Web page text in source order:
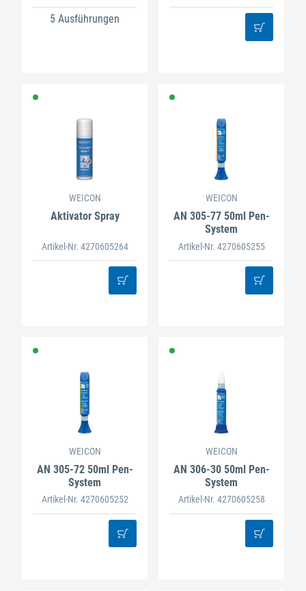
5 Ausführungen
WEICON
Aktivator Spray
Artikel-Nr. 4270605264
WEICON
AN 305-77 50ml Pen-
System
Artikel-Nr. 4270605255
WEICON
AN 305-72 50ml Pen-
System
Artikel-Nr. 4270605252
WEICON
AN 306-30 50ml Pen-
System
Artikel-Nr. 4270605258